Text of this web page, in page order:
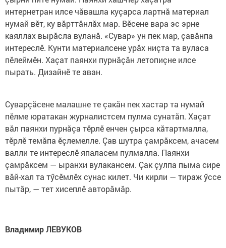
интернетран илсе чăвашла куçарса лартнă материал
нумай вӗт, ку вăрттăнлăх мар. Вӗсене вара эс эрне
каяллах вырăсла вуланă. «Сувар» ун пек мар, çавăнпа
интереслӗ. Кунти материалсене урăх ниçта та вуласа
пӗлеймӗн. Хаçат паянхи пурнăçăн летопиçне илсе
пырать. Дизайнӗ те аван.
Суварçăсене малашне те çакăн пек хастар та нумай
пӗлме юратакан журналистсем пулма сунатăп. Хаçат
вăл паянхи пурнăçа тӗрлӗ енчен çырса кăтартмалла,
тӗрлӗ темăпа ӗçлемелле. Çав шутра çамрăксем, ачасем
валли те интереслӗ япаласем пулмалла. Паянхи
çамрăксем — ыранхи вулакансем. Çак çулпа пыма сире
вăй-хал та тӳсӗмлӗх сунас килет. Чи кирли — тираж ӳссе
пытăр, — тет хисеплӗ авторăмăр.
Владимир ЛЕВУКОВ